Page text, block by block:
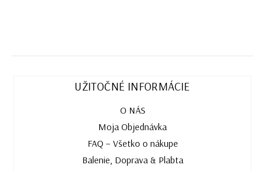
UŽITOČNÉ INFORMÁCIE
O NÁS
Moja Objednávka
FAQ – Všetko o nákupe
Balenie, Doprava & Plabta